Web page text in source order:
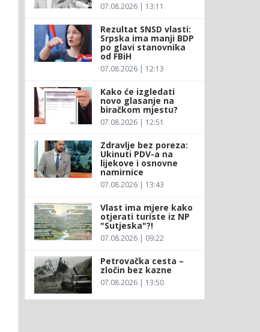
07.08.2026 | 13:11
Rezultat SNSD vlasti:
Srpska ima manji BDP
po glavi stanovnika
od FBiH
07.08.2026 | 12:13
Kako će izgledati
novo glasanje na
biračkom mjestu?
07.08.2026 | 12:51
Zdravlje bez poreza:
Ukinuti PDV-a na
lijekove i osnovne
namirnice
07.08.2026 | 13:43
Vlast ima mjere kako
otjerati turiste iz NP
"Sutjeska"?!
07.08.2026 | 09:22
Petrovačka cesta –
zločin bez kazne
07.08.2026 | 13:50